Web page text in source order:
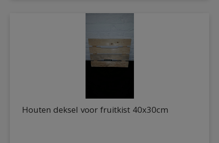
Houten deksel voor fruitkist 40x30cm